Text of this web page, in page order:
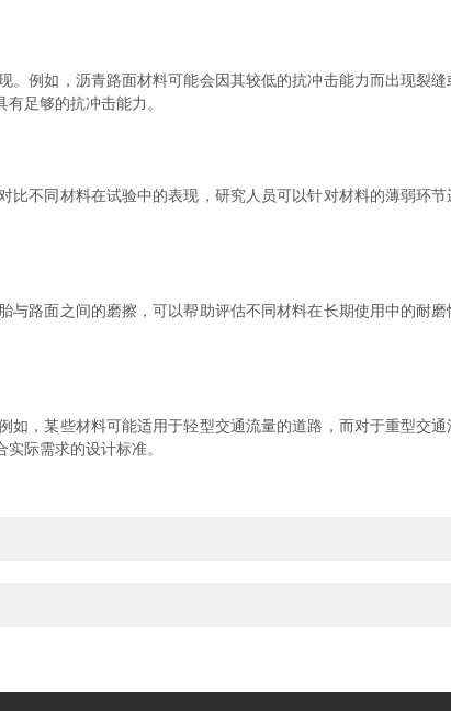
如，沥青路面材料可能会因其较低的抗冲击能力而出现裂缝
足够的抗冲击能力。
同材料在试验中的表现，研究人员可以针对材料的薄弱环
面之间的磨擦，可以帮助评估不同材料在长期使用中的耐
某些材料可能适用于轻型交通流量的道路，而对于重型交通
际需求的设计标准。